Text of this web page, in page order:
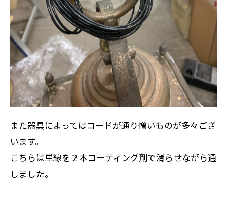
また器具によってはコードが通り憎いものが多々ござ
います。
こちらは単線を２本コーティング剤で滑らせながら通
しました。